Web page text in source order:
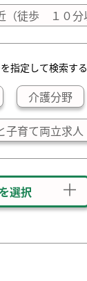
（徒歩 １０分
指定して検索する
介護分野
子育て両立求人
選択